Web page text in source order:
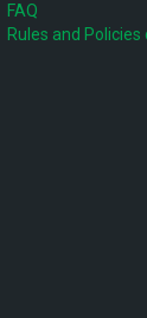
FAQ
Rules and Policies